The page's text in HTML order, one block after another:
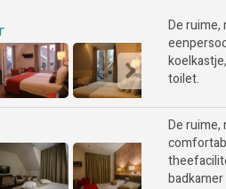
De
toilet.
De